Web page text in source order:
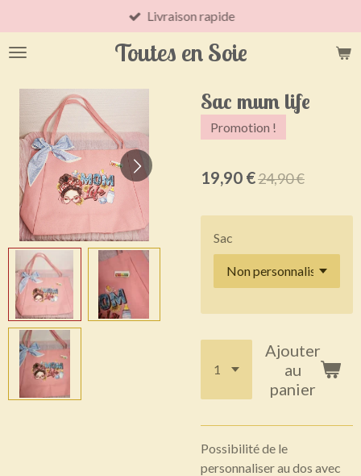
au
contenu
Toutes en Soie
Livraison rapide
Sac mum life
Promotion !
19,90 €24,90 €
Sac
Ajouter
au
panier
Possibilité de le
personnaliser au dos avec